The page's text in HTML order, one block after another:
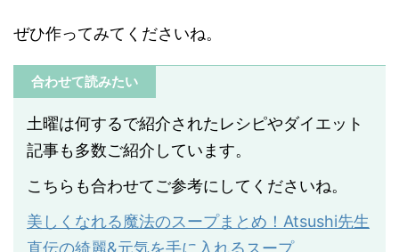
ぜひ作ってみてくださいね。
合わせて読みたい
土曜は何するで紹介されたレシピやダイエット
記事も多数ご紹介しています。
こちらも合わせてご参考にしてくださいね。
美しくなれる魔法のスープまとめ！Atsushi先生